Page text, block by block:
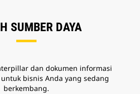
SUMBER DAYA
dan dokumen informasi
bisnis Anda yang sedang
berkembang.